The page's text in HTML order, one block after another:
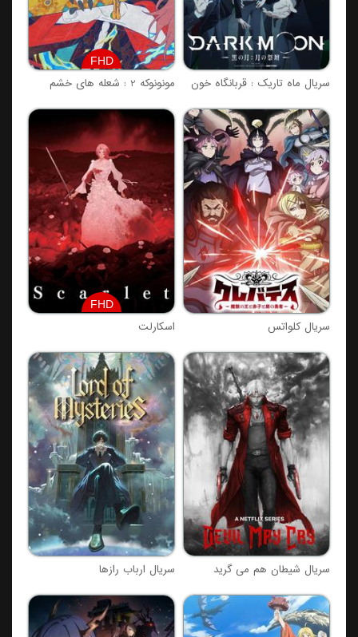
سریال ماه تاریک : قربانگاه خون
FHD
مونونوکه 2 : شعله های خشم
سریال کلواتس
FHD
اسکارلت
سریال شیطان هم می گرید سریال ارباب رازها